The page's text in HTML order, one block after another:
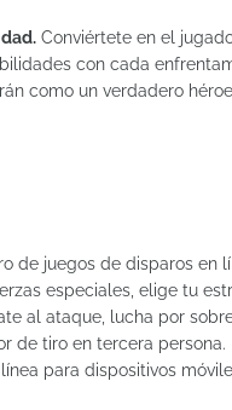
Conviértete en el
con cada
como un verdadero
de juegos de disparos en
especiales, elige tu
al ataque, lucha por
de tiro en tercera
para dispositivos